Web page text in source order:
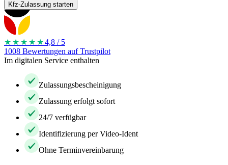
Kfz-Zulassung starten
★★★★ ★4,8 / 5
1008 Bewertungen auf Trustpilot
Im digitalen Service enthalten
Zulassungsbescheinigung
Zulassung erfolgt sofort
24/7 verfügbar
Identifizierung per Video-Ident
Ohne Terminvereinbarung